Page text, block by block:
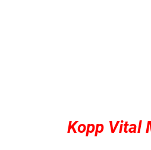
Kopp Vital